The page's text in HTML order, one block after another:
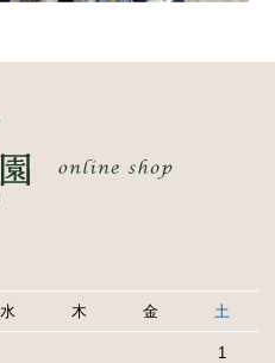
水 木 金 土
1